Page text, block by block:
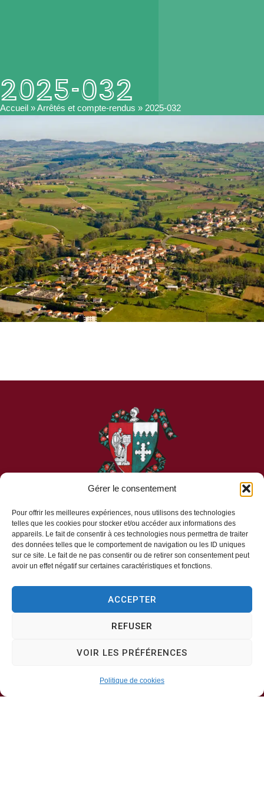
Gérer le consentement
Pour offrir les meilleures expériences, nous utilisons des technologies
telles que les cookies pour stocker et/ou accéder aux informations des
appareils. Le fait de consentir à ces technologies nous permettra de traiter
des données telles que le comportement de navigation ou les ID uniques
sur ce site. Le fait de ne pas consentir ou de retirer son consentement peut
avoir un effet négatif sur certaines caractéristiques et fonctions.
ACCEPTER
REFUSER
VOIR LES PRÉFÉRENCES
Politique de cookies
2025-032
Accueil »Arrêtés et compte-rendus » 2025-032
Mairie d’Aveizieux
1 Rue des Érables,
42330 – AVEIZIEUX
04 77 94 00 12